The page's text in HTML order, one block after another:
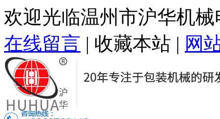
欢迎光临温州市沪华机
在线留言 | 收藏本站 | 网